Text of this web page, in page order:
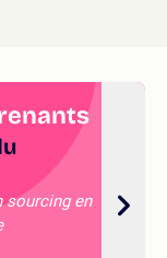
sourcing en